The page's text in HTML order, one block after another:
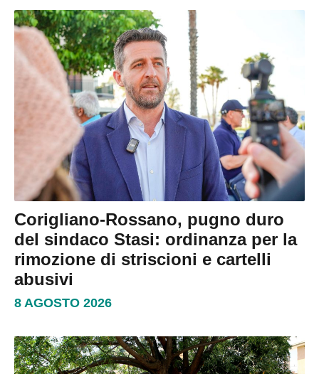
Corigliano-Rossano, pugno duro
del sindaco Stasi: ordinanza per la
rimozione di striscioni e cartelli
abusivi
8 AGOSTO 2026